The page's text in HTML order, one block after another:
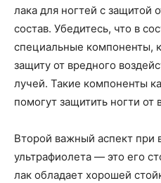
лака для ногтей с защитой
состав. Убедитесь, что в
специальные компоненты,
защиту от вредного
лучей. Такие компоненты
помогут защитить ногти
Второй важный аспект при
ультрафиолета — это его
лак обладает хорошей